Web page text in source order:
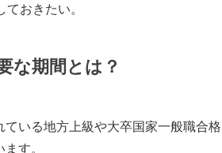
ておきたい。
な期間とは？
いる地方上級や大卒国家一般職合格
す。